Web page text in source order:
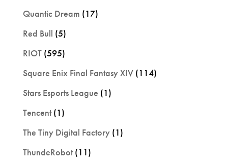
Quantic Dream (17)
Red Bull (5)
RIOT(595)
Square Enix Final Fantasy XIV(114)
Stars Esports League (1)
Tencent(1)
The Tiny Digital Factory(1)
ThundeRobot(11)